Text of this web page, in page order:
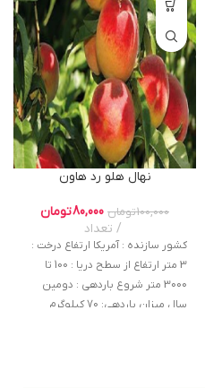
نهال هلو رد هاون
100,000تومان 80,000تومان
تعداد
‌کشور سازنده : آمریکا ارتفاع درخت :
3 متر ارتفاع از سطح دریا : 100 تا
3000 متر شروع باردهی : دومین
سال میزان باردهی: 70 کیلوگرم